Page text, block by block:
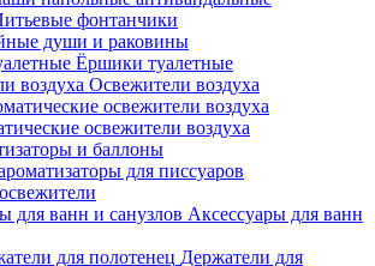
фонтанчики
души и раковины
Ёршики туалетные
Освежители воздуха
освежители воздуха
и баллоны
для писсуаров
Аксессуары для ванн
Держатели для